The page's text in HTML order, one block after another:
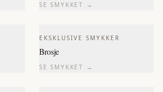
SE SMYKKET →
EKSKLUSIVE SMYKKER
Brosje
SE SMYKKET →